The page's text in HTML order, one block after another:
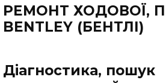
РЕМОНТ ХОДОВОЇ,
BENTLEY (БЕНТЛІ)
Діагностика, пошук